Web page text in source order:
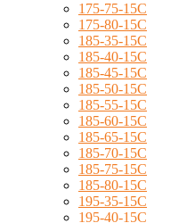
175-75-15C
175-80-15C
185-35-15C
185-40-15C
185-45-15C
185-50-15C
185-55-15C
185-60-15C
185-65-15C
185-70-15C
185-75-15C
185-80-15C
195-35-15C
195-40-15C